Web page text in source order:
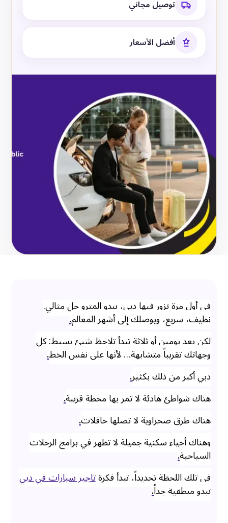
توصيل مجاني
أفضل الأسعار
في أول مرة تزور فيها دبي، يبدو المترو حل مثالي.
نظيف، سريع، ويوصلك إلى أشهر المعالم.
لكن بعد يومين أو ثلاثة تبدأ تلاحظ شيئ بسيط: كل
وجهاتك تقريباً متشابهة… لأنها على نفس الخط.
دبي أكبر من ذلك بكثير.
هناك شواطئ هادئة لا تمر بها محطة قريبة.
هناك طرق صحراوية لا تصلها حافلات.
وهناك أحياء سكنية جميلة لا تظهر في برامج الرحلات
السياحية.
في تلك اللحظة تحديداً، تبدأ فكرةتاجير سيارات في دبي
تبدو منطقية جداً.